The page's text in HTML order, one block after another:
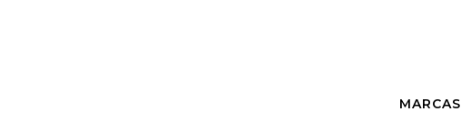
MARCAS